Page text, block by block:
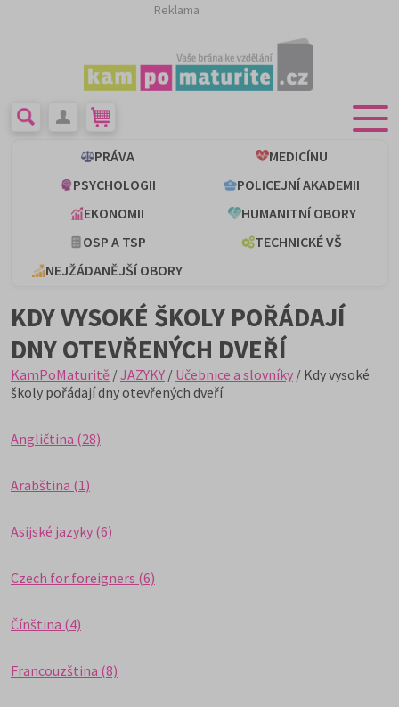
Reklama
PRÁVA
MEDICÍNU
PSYCHOLOGII
POLICEJNÍ AKADEMII
EKONOMII
HUMANITNÍ OBORY
OSP A TSP
TECHNICKÉ VŠ
NEJŽÁDANĚJŠÍ OBORY
KDY VYSOKÉ ŠKOLY POŘÁDAJÍ
DNY OTEVŘENÝCH DVEŘÍ
KamPoMaturitě /JAZYKY / Učebnice a slovníky / Kdy vysoké
školy pořádají dny otevřených dveří
Angličtina (28)
Arabština (1)
Asijské jazyky (6)
Czech for foreigners (6)
Čínština (4)
Francouzština (8)